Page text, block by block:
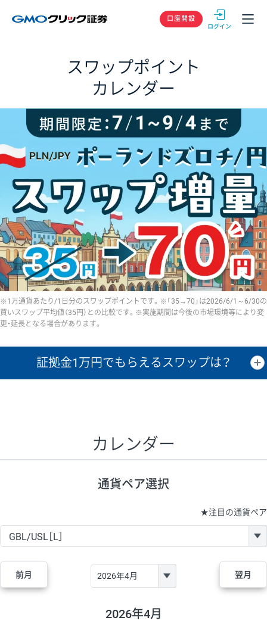
GMOクリック
口座開設
スワップポイント
カレンダー
※1万通貨あたり/1日分のスワップポイントです。※「35→70」は2026/6/1～6/30の
買いスワップ平均値（35円）との比較です。※実施期間は今後の市場環境等により変
更・延長となる場合があります。
証拠金1万円でもらえるスワップは？
1万通貨
昇順 降順
23.6円
EUR/JPY 75円 74,270円 10円
GBP/JPY 170円 86,230円 19.7円
AUD/JPY 23.5円
NZD/JPY 28円 36,920円 7.5円
38円 45,810円
カレンダー
通貨ペア選択
★注目の通貨ペア
前月 翌月
2026年4月